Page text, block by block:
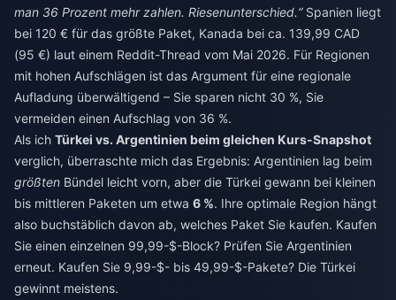
man 36 Prozent mehr zahlen. Riesenunterschied.“Spanien liegt
bei 120 € für das größte Paket, Kanada bei ca. 139,99 CAD
(95 €) laut einem Reddit-Thread vom Mai 2026. Für Regionen
mit hohen Aufschlägen ist das Argument für eine regionale
Aufladung überwältigend – Sie sparen nicht 30 %, Sie
vermeiden einen Aufschlag von 36 %.
Als ich Türkei vs. Argentinien beim gleichen Kurs-Snapshot
verglich, überraschte mich das Ergebnis: Argentinien lag beim
größten Bündel leicht vorn, aber die Türkei gewann bei kleinen
bis mittleren Paketen um etwa 6 %. Ihre optimale Region hängt
also buchstäblich davon ab, welches Paket Sie kaufen. Kaufen
Sie einen einzelnen 99,99-$-Block? Prüfen Sie Argentinien
erneut. Kaufen Sie 9,99-$- bis 49,99-$-Pakete? Die Türkei
gewinnt meistens.